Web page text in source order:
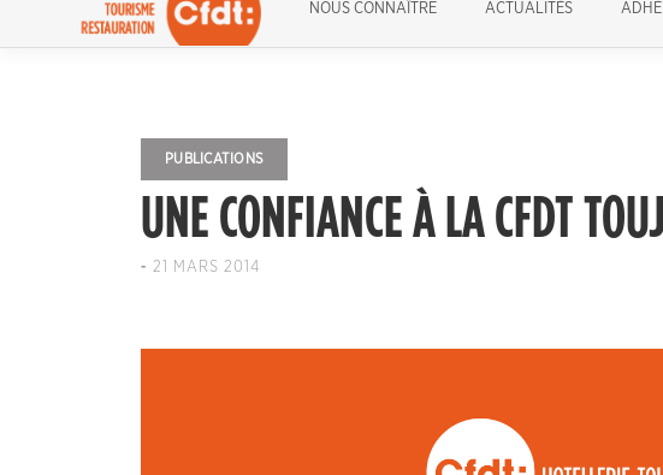
NOUS CONNAÎTRE ACTUALITÉS
PUBLICATIONS
UNE CONFIANCE À LA CFDT
- 21 MARS 2014